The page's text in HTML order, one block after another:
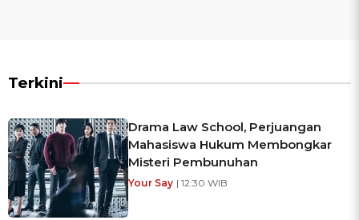
Terkini
Drama Law School, Perjuangan
Mahasiswa Hukum Membongkar
Misteri Pembunuhan
Your Say | 12:30 WIB